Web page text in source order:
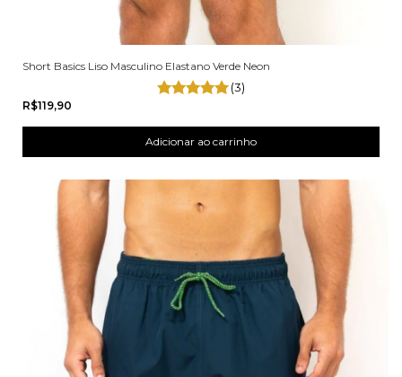
Short Basics Liso Masculino Elastano Verde Neon
(3)
R$119,90